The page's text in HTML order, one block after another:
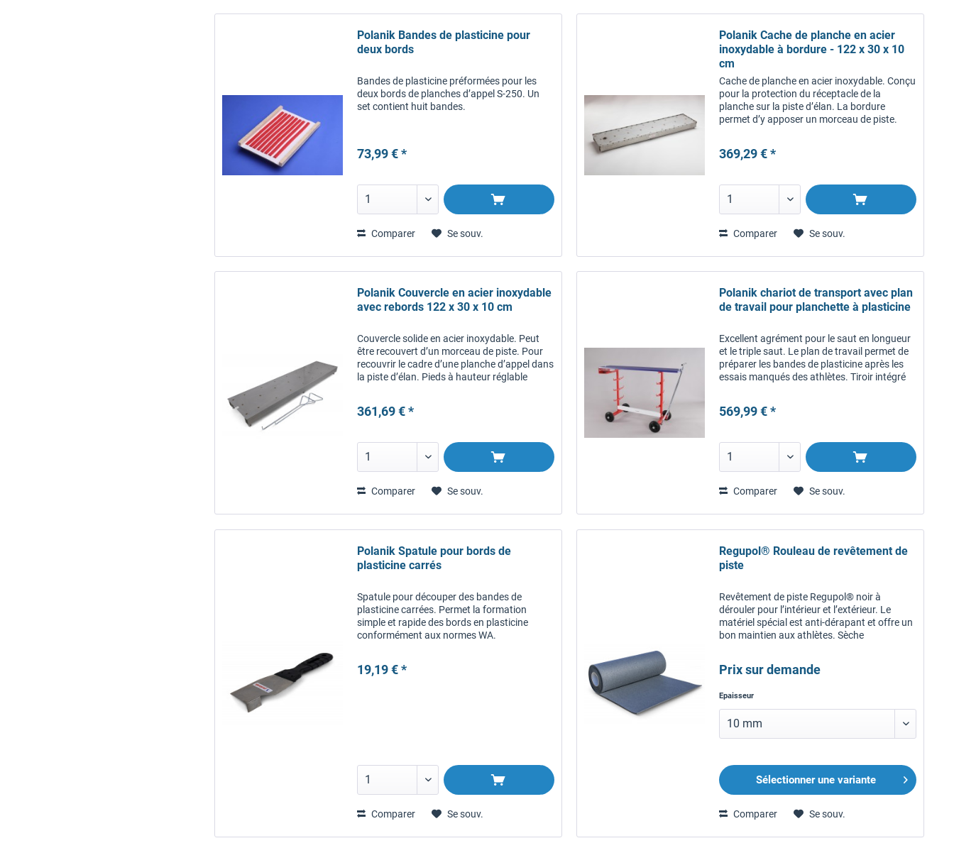
Polanik Bandes de plasticine pour
deux bords
Bandes de plasticine préformées pour les
deux bords de planches d’appel S-250. Un
set contient huit bandes.
73,99 € *
Comparer Se souv.
Polanik Cache de planche en acier
inoxydable à bordure - 122 x 30 x 10
cm
Cache de planche en acier inoxydable. Conçu
pour la protection du réceptacle de la
planche sur la piste d’élan. La bordure
permet d’y apposer un morceau de piste.
369,29 € *
Comparer Se souv.
Polanik Couvercle en acier inoxydable
avec rebords 122 x 30 x 10 cm
Couvercle solide en acier inoxydable. Peut
être recouvert d’un morceau de piste. Pour
recouvrir le cadre d’une planche d’appel dans
la piste d’élan. Pieds à hauteur réglable
361,69 € *
Comparer Se souv.
Polanik chariot de transport avec plan
de travail pour planchette à plasticine
Excellent agrément pour le saut en longueur
et le triple saut. Le plan de travail permet de
préparer les bandes de plasticine après les
essais manqués des athlètes. Tiroir intégré
569,99 € *
Comparer Se souv.
Polanik Spatule pour bords de
plasticine carrés
Spatule pour découper des bandes de
plasticine carrées. Permet la formation
simple et rapide des bords en plasticine
conformément aux normes WA.
19,19 € *
Comparer Se souv.
Regupol® Rouleau de revêtement de
piste
Revêtement de piste Regupol® noir à
dérouler pour l’intérieur et l’extérieur. Le
matériel spécial est anti-dérapant et offre un
bon maintien aux athlètes. Sèche
Prix sur demande
Epaisseur
Sélectionner une variante
Comparer Se souv.